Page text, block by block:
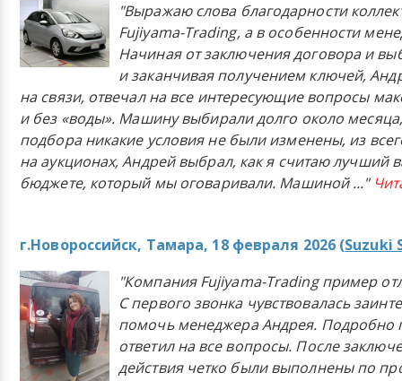
"Выражаю слова благодарности
Fujiyama-Trading, а в особенности
Начиная от заключения договора и
и заканчивая получением ключей,
на связи, отвечал на все интересующие вопросы
и без «воды». Машину выбирали долго около
подбора никакие условия не были изменены, из
на аукционах, Андрей выбрал, как я считаю лучший
бюджете, который мы оговаривали. Машиной..."
г.Новороссийск, Тамара, 18 февраля 2026 (Suzuki
"Компания Fujiyama-Trading пример
С первого звонка чувствовалась
помочь менеджера Андрея. Подробно
ответил на все вопросы. После
действия четко были выполнены по